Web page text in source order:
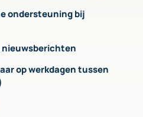
ondersteuning bij
nieuwsberichten
op werkdagen tussen